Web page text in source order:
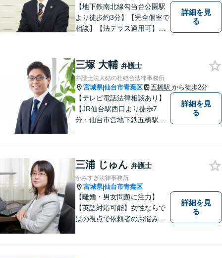
【地下鉄南北線勾当台公園駅
より徒歩約3分】【完全個室で
相談】【法テラス適用可】十
困りの方はお気軽にご相談く
ださい。
詳細を見
る
三塚 大輔 弁護士
弁護士法人結の杜総合法律事務所
宮城県|仙台市青葉区 五橋駅 から徒歩2分
【テレビ電話法律相談あり】
【JR仙台駅西口より徒歩7
分・仙台市営地下鉄五橋駅北4
間・土曜相談あり】【明るく
キレイな完全個室相談室】
詳細を見
る
三浦 じゅん 弁護士
かみすぎ法律事務所
宮城県|仙台市青葉区
【離婚・男女問題に注力】
【英語対応可能】女性ならで
はの視点で依頼者のお悩みに
詳細を見
る